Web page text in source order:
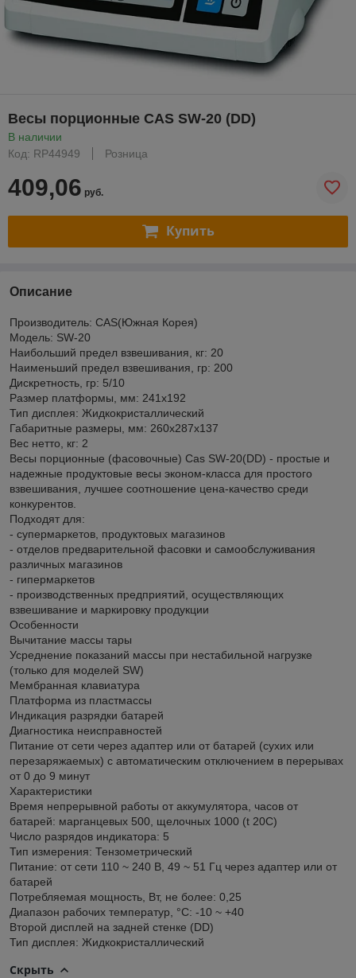
Весы порционные CAS SW-20 (DD)
В наличии
Код: RP44949
Розница
409,06 руб.
Купить
Описание
Производитель: CAS(Южная Корея)
Модель: SW-20
Наибольший предел взвешивания, кг: 20
Наименьший предел взвешивания, гр: 200
Дискретность, гр: 5/10
Размер платформы, мм: 241x192
Тип дисплея: Жидкокристаллический
Габаритные размеры, мм: 260x287x137
Вес нетто, кг: 2
Весы порционные (фасовочные) Cas SW-20(DD) - простые и
надежные продуктовые весы эконом-класса для простого
взвешивания, лучшее соотношение цена-качество среди
конкурентов.
Подходят для:
- супермаркетов, продуктовых магазинов
- отделов предварительной фасовки и самообслуживания
различных магазинов
- гипермаркетов
- производственных предприятий, осуществляющих
взвешивание и маркировку продукции
Особенности
Вычитание массы тары
Усреднение показаний массы при нестабильной нагрузке
(только для моделей SW)
Мембранная клавиатура
Платформа из пластмассы
Индикация разрядки батарей
Диагностика неисправностей
Питание от сети через адаптер или от батарей (сухих или
перезаряжаемых) с автоматическим отключением в перерывах
от 0 до 9 минут
Характеристики
Время непрерывной работы от аккумулятора, часов от
батарей: марганцевых 500, щелочных 1000 (t 20С)
Число разрядов индикатора: 5
Тип измерения: Тензометрический
Питание: от сети 110 ~ 240 В, 49 ~ 51 Гц через адаптер или от
батарей
Потребляемая мощность, Вт, не более: 0,25
Диапазон рабочих температур, °C: -10 ~ +40
Второй дисплей на задней стенке (DD)
Тип дисплея: Жидкокристаллический
Скрыть